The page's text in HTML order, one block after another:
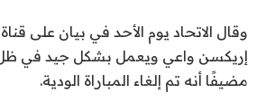
ب
ت
ا
إريكسن واعي ويعمل بشكل جيد في
مضيفًا أنه تم إلغاء المباراة الودية.